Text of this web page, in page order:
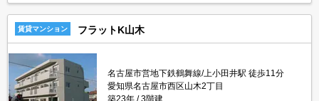
賃貸マンション フラットK山木
名古屋市営地下鉄鶴舞線/上小田井駅 徒歩11分
愛知県名古屋市西区山木2丁目
築23年
3階建